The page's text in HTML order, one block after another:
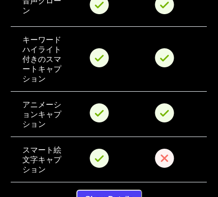
ン
キーワード
ハイライト
付きのスマ
ートキャプ
ション
アニメーシ
ョンキャプ
ション
スマート絵
文字キャプ
ション